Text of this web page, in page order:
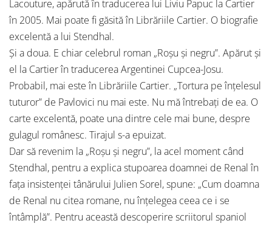
Lacouture, apărută în traducerea lui Liviu Papuc la Cartier
în 2005. Mai poate fi găsită în Librăriile Cartier. O biografie
excelentă a lui Stendhal.
Și a doua. E chiar celebrul roman „Roșu și negru”. Apărut și
el la Cartier în traducerea Argentinei Cupcea-Josu.
Probabil, mai este în Librăriile Cartier. „Tortura pe înțelesul
tuturor” de Pavlovici nu mai este. Nu mă întrebați de ea. O
carte excelentă, poate una dintre cele mai bune, despre
gulagul românesc. Tirajul s-a epuizat.
Dar să revenim la „Roșu și negru”, la acel moment când
Stendhal, pentru a explica stupoarea doamnei de Renal în
fața insistenței tânărului Julien Sorel, spune: „Cum doamna
de Renal nu citea romane, nu înțelegea ceea ce i se
întâmplă”. Pentru această descoperire scriitorul spaniol